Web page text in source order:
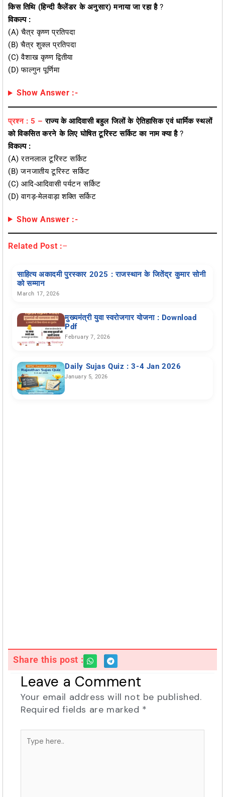
किस तिथि (हिन्दी कैलेंडर के अनुसार) मनाया जा रहा है?
विकल्प :
(a) चैत्र कृष्ण प्रतिपदा
(b) चैत्र शुक्ल प्रतिपदा
(c) वैशाख कृष्ण द्वितीया
(d) फाल्गुन पूर्णिमा
Show Answer :-
प्रश्न : 5 – राज्य के आदिवासी बहुल जिलों के ऐतिहासिक एवं धार्मिक स्थलों
को विकसित करने के लिए घोषित टूरिस्ट सर्किट का नाम क्या है?
विकल्प :
(a) रतनलाल टूरिस्ट सर्किट
(b) जनजातीय टूरिस्ट सर्किट
(c) आदि-आदिवासी पर्यटन सर्किट
(d) वागड़-मेलवाड़ा शक्ति सर्किट
Show Answer :-
Related Post :–
साहित्य अकादमी पुरस्कार 2025 : राजस्थान के जितेंद्र कुमार सोनी
को सम्मान
March 17, 2026
मुख्यमंत्री युवा स्वरोजगार योजना : Download
Pdf
February 7, 2026
Daily Sujas Quiz : 3-4 Jan 2026
January 5, 2026
Share this post :
Leave a Comment
Your email address will not be published.
Required fields are marked *
here..